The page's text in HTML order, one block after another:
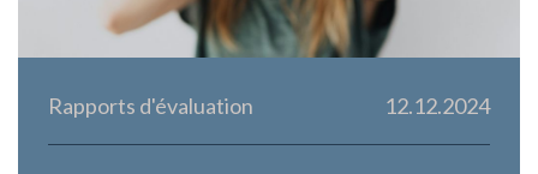
Rapports d'évaluation 12.12.2024